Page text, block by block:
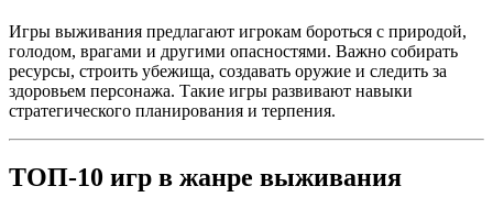
Игры выживания предлагают игрокам бороться с природой,
голодом, врагами и другими опасностями. Важно собирать
ресурсы, строить убежища, создавать оружие и следить за
здоровьем персонажа. Такие игры развивают навыки
стратегического планирования и терпения.
ТОП-10 игр в жанре выживания